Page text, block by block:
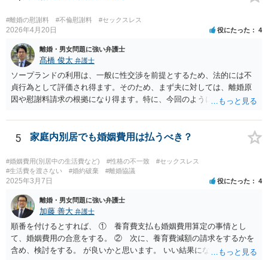
とが必要です。 常識を逸脱したと言えるかどうかについては、必要性
や相当性という基準を使って判断をするとわかりやすいと思います。
夫婦間において今、問題が生じているということを親族には話してお
く必要はあると思われますし、常識的に見ても、また、それが親族内
にとどまる話であれば、著しく不相当なこととも言えません。ですか
ら、上記のことが社会通念を逸脱した態様・方法であるとは言えない
のではないかと思います。少なくとも、違法と評価されるハラスメン
トとは言えないでしょう。
#離婚の慰謝料 #不倫慰謝料 #セックスレス
2026年4月20日 役にたった 4
離婚・男女問題に強い弁護士
髙橋 俊太 弁護士
ソープランドの利用は、一般に性交渉を前提とするため、法的には不
貞行為として評価され得ます。そのため、まず夫に対しては、離婚原
因や慰謝料請求の根拠になり得ます。特に、今回のように長期間の継
た後も続いている事情は、婚姻関係への打撃や悪質性を基礎づける事
情として主張しやすいです。一方で、ソープランドで働く女性に対す
客としての関係にとどまる場合、相手女性が夫を特別な交際相手とし
て扱っていたのか、婚姻関係を侵害するとの認識のもとで個人的関係
を持っていたのか、などが問題になります。SNSで「大好き」と送っ
ているという点は貴方としては不快にお感じだと思われますが、それ
だけで直ちに法的責任が認められるとは限りません。 現実的には、ま
ずは夫に対する対応を中心に考えるのが一般的です。離婚を求めるの
か、離婚せずに慰謝料や再発防止の誓約書を求めるのかで進め方が変
わります。証拠としては、SNS投稿、口コミ、指名履歴、プレゼント
のやり取り、県をまたいで通っていた記録などは保存しておくとよい
5 家庭内別居でも婚姻費用は払うべき？
#婚姻費用(別居中の生活費など) #性格の不一致
#セックスレス
#生活費を渡さない
#婚約破棄 #離婚協議
2025年3月7日 役にたった 4
離婚・男女問題に強い弁護士
加藤 善大 弁護士
順番を付けるとすれば、 ① 養育費支払も婚姻費用算定の事情とし
て、婚姻費用の合意をする。 ② 次に、養育費減額の請求をするかを
含め、検討をする。 が良いかと思います。 いい結果になるといいです